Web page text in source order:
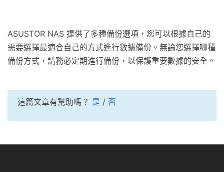
ASUSTOR NAS 提供了多種備份選項，您可以根據自己的
需要選擇最適合自己的方式進行數據備份。無論您選擇哪種
備份方式，請務必定期進行備份，以保護重要數據的安全。
這篇文章有幫助嗎？ 是 / 否